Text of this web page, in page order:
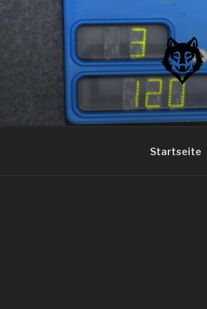
Zum
Inhalt
springen
Startseite